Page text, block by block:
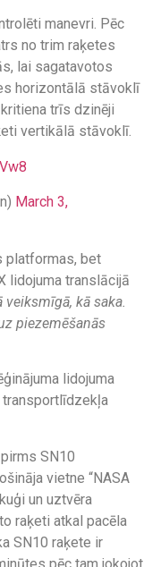
manevri. Pēc
no trim raķetes
lai sagatavotos
horizontālā stāvoklī
trīs dzinēji
vertikālā stāvoklī.
March 3,
platformas, bet
lidojuma translācijā
veiksmīgā, kā saka.
piezemēšanās
lidojuma
transportlīdzekļa
SN10
vietne “NASA
un uztvēra
raķeti atkal pacēla
SN10 raķete ir
pēc tam jokojot